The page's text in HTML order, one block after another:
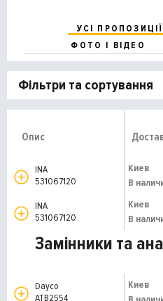
УСІ ПРОПОЗИЦІЇ
ФОТО І ВІДЕО
Фільтри та сортування
Опис
INA
531067120
Киев
В
INA
531067120
Киев
В
Замінники та
Dayco
ATB2554
Киев